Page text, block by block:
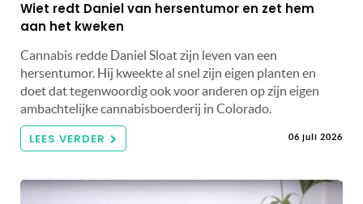
Wiet redt Daniel van hersentumor en zet hem
aan het kweken
Cannabis redde Daniel Sloat zijn leven van een
hersentumor. Hij kweekte al snel zijn eigen planten en
doet dat tegenwoordig ook voor anderen op zijn eigen
ambachtelijke cannabisboerderij in Colorado.
LEES VERDER 06 juli 2026